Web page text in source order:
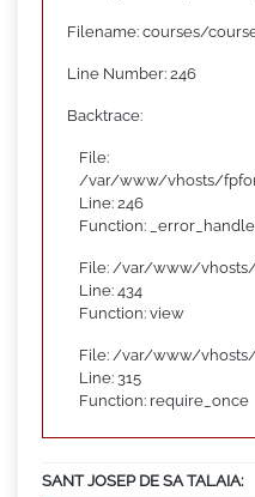
Filename: courses/
Line Number: 246
Backtrace:
File:
/var/www/vhosts/
Line: 246
Function:
File: /var/www/
Line: 434
Function: view
File: /var/www/
Line: 315
Function: require_once
SANT JOSEP DE SA TALAIA: